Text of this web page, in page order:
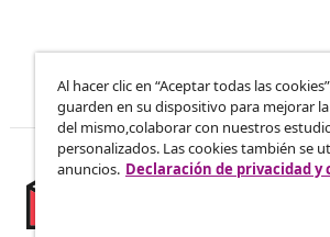
Al hacer clic en “Aceptar todas las
guarden en su dispositivo para mejorar
del mismo,colaborar con nuestros
personalizados. Las cookies también se
anuncios. Declaración de privacidad y